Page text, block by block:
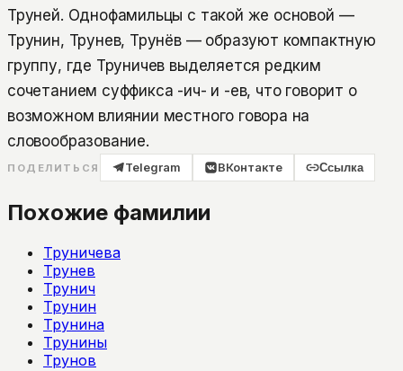
Труней. Однофамильцы с такой же основой —
Трунин, Трунев, Трунёв — образуют компактную
группу, где Труничев выделяется редким
сочетанием суффикса -ич- и -ев, что говорит о
возможном влиянии местного говора на
словообразование.
ПОДЕЛИТЬСЯ Telegram ВКонтакте Ссылка
Похожие фамилии
Труничева
Трунев
Трунич
Трунин
Трунина
Трунины
Трунов